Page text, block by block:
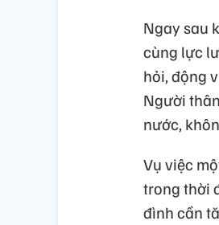
Ngay sau
cùng lực
hỏi, động
Người
nước,
Vụ việc
trong thời
đình cần